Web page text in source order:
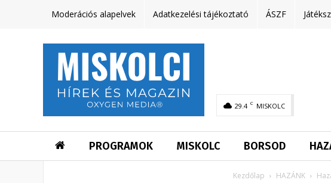
Moderációs alapelvek Adatkezelési tájékoztató ÁSZF
29.4 C MISKOLC
PROGRAMOK MISKOLC BORSOD
Kezdőlap HAZÁNK